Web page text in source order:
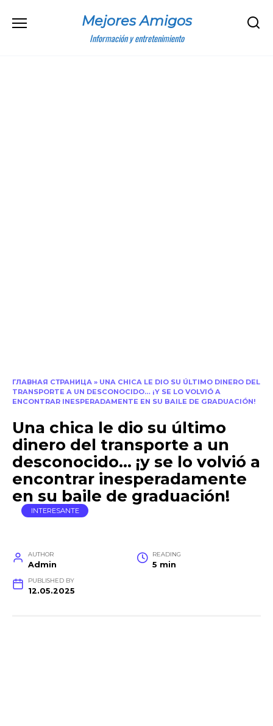
Mejores Amigos
Información y entretenimiento
ГЛАВНАЯ СТРАНИЦА » UNA CHICA LE DIO SU ÚLTIMO DINERO DEL
TRANSPORTE A UN DESCONOCIDO… ¡Y SE LO VOLVIÓ A
ENCONTRAR INESPERADAMENTE EN SU BAILE DE GRADUACIÓN!
Una chica le dio su último
dinero del transporte a un
desconocido… ¡y se lo volvió a
encontrar inesperadamente
en su baile de graduación!
INTERESANTE
AUTHOR
Admin
READING
5 min
PUBLISHED BY
12.05.2025